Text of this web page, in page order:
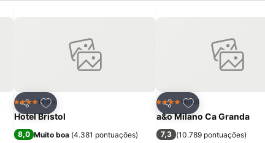
Partilhar
Adicionar aos favoritos
4 EstrelasHotel
Hotel Bristol
8,0 Muito boa (4.381 pontuações)
Partilhar
Adicionar aos
4 EstrelasHotel
a&o Milano Ca Granda
7,3 (10.789 pontuações)